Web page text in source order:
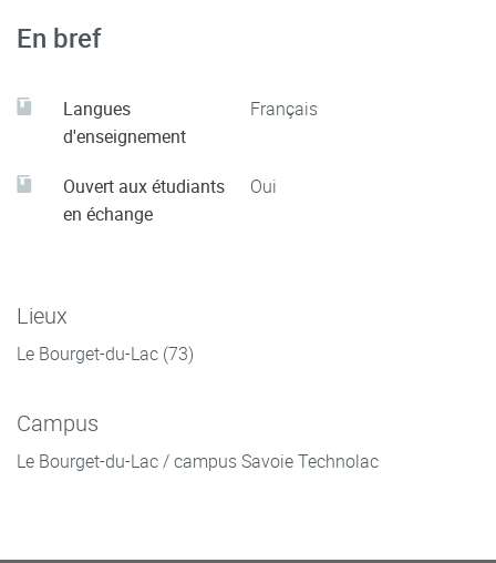
En bref
Langues
d'enseignement
Français
Ouvert aux étudiants
en échange
Oui
Lieux
Le Bourget-du-Lac (73)
Campus
Le Bourget-du-Lac / campus Savoie Technolac